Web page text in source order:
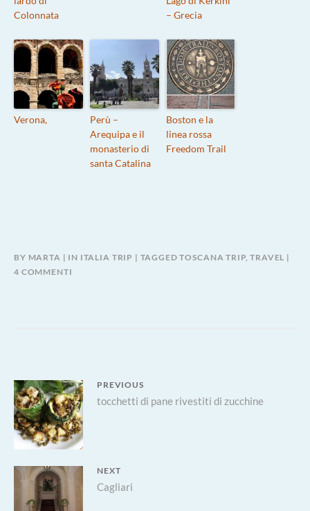
Colonnata
– Grecia
Verona,
Perù –
Arequipa e il
monasterio di
santa Catalina
Boston e la
linea rossa
Freedom Trail
BY MARTA IN ITALIA TRIP TAGGEDTOSCANA TRIP,TRAVEL
4 COMMENTI
Navigazione
articoli
PREVIOUS
Previous
post:
tocchetti di pane rivestiti di zucchine
NEXT
Next
Cagliari